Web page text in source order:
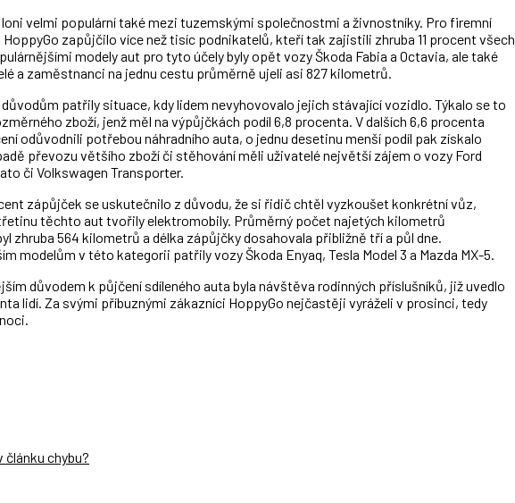
loni velmi populární také mezi tuzemskými společnostmi a živnostníky. Pro firemní
zapůjčilo více než tisíc podnikatelů, kteří tak zajistili zhruba 11 procent všech
modely aut pro tyto účely byly opět vozy Škoda Fabia a Octavia, ale také
a zaměstnanci na jednu cestu průměrně ujeli asi 827 kilometrů.
patřily situace, kdy lidem nevyhovovalo jejich stávající vozidlo. Týkalo se to
zboží, jenž měl na výpůjčkách podíl 6,8 procenta. V dalších 6,6 procenta
odůvodnili potřebou náhradního auta, o jednu desetinu menší podíl pak získalo
převozu většího zboží či stěhování měli uživatelé největší zájem o vozy Ford
či Volkswagen Transporter.
zápůjček se uskutečnilo z důvodu, že si řidič chtěl vyzkoušet konkrétní vůz,
těchto aut tvořily elektromobily. Průměrný počet najetých kilometrů
zhruba 564 kilometrů a délka zápůjčky dosahovala přibližně tří a půl dne.
modelům v této kategorii patřily vozy Škoda Enyaq, Tesla Model 3 a Mazda MX-5.
důvodem k půjčení sdíleného auta byla návštěva rodinných příslušníků, již uvedlo
lidí. Za svými příbuznými zákazníci HoppyGo nejčastěji vyráželi v prosinci, tedy
článku chybu?